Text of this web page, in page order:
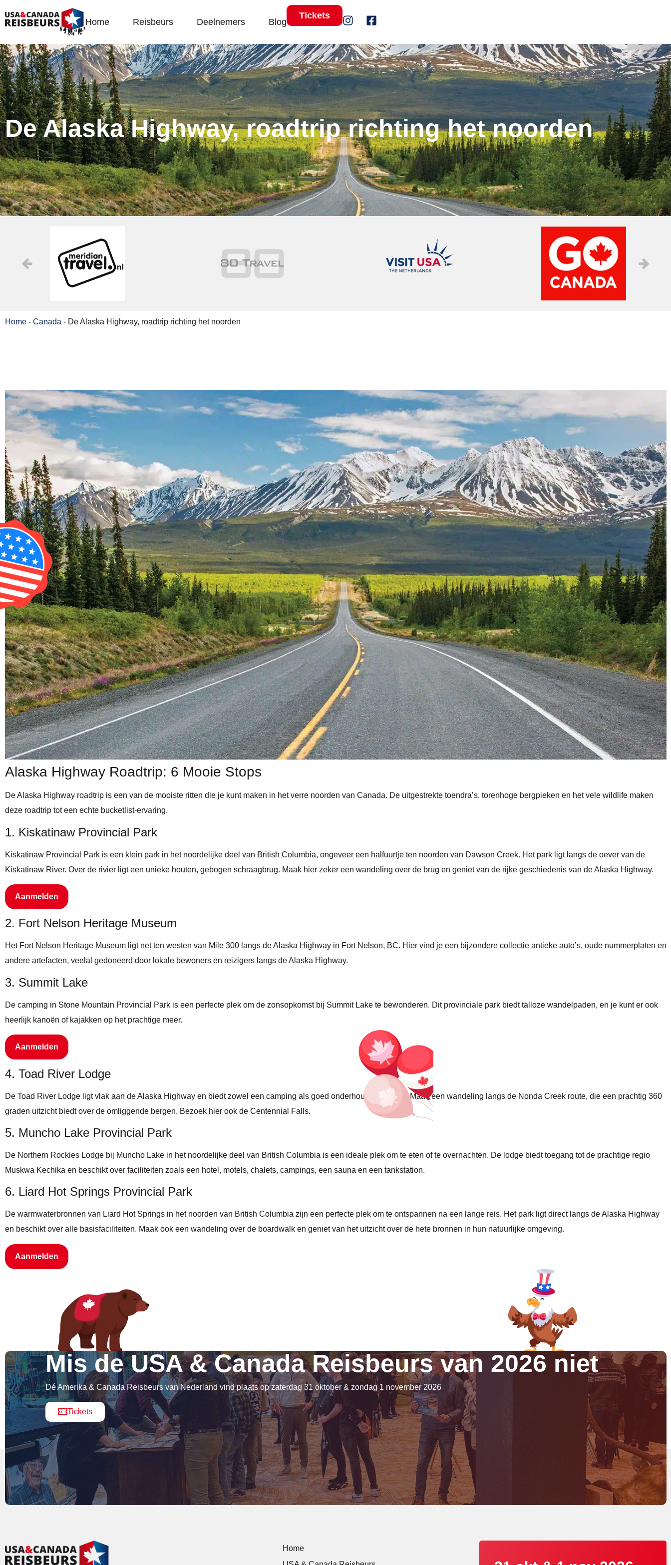
Home Reisbeurs Deelnemers Blog
Tickets
De Alaska Highway, roadtrip richting het noorden
Home- Canada - De Alaska Highway, roadtrip richting het noorden
Alaska Highway Roadtrip: 6 Mooie Stops
De Alaska Highway roadtrip is een van de mooiste ritten die je kunt maken in het verre noorden van Canada. De uitgestrekte toendra’s, torenhoge bergpieken en het vele wildlife maken
deze roadtrip tot een echte bucketlist-ervaring.
1. Kiskatinaw Provincial Park
Kiskatinaw Provincial Park is een klein park in het noordelijke deel van British Columbia, ongeveer een halfuurtje ten noorden van Dawson Creek. Het park ligt langs de oever van de
Kiskatinaw River. Over de rivier ligt een unieke houten, gebogen schraagbrug. Maak hier zeker een wandeling over de brug en geniet van de rijke geschiedenis van de Alaska Highway.
Aanmelden
2. Fort Nelson Heritage Museum
Het Fort Nelson Heritage Museum ligt net ten westen van Mile 300 langs de Alaska Highway in Fort Nelson, BC. Hier vind je een bijzondere collectie antieke auto’s, oude nummerplaten en
andere artefacten, veelal gedoneerd door lokale bewoners en reizigers langs de Alaska Highway.
3. Summit Lake
De camping in Stone Mountain Provincial Park is een perfecte plek om de zonsopkomst bij Summit Lake te bewonderen. Dit provinciale park biedt talloze wandelpaden, en je kunt er ook
heerlijk kanoën of kajakken op het prachtige meer.
Aanmelden
4. Toad River Lodge
De Toad River Lodge ligt vlak aan de Alaska Highway en biedt zowel een camping als goed onderhouden chalets. Maak een wandeling langs de Nonda Creek route, die een prachtig 360
graden uitzicht biedt over de omliggende bergen. Bezoek hier ook de Centennial Falls.
5. Muncho Lake Provincial Park
De Northern Rockies Lodge bij Muncho Lake in het noordelijke deel van British Columbia is een ideale plek om te eten of te overnachten. De lodge biedt toegang tot de prachtige regio
Muskwa Kechika en beschikt over faciliteiten zoals een hotel, motels, chalets, campings, een sauna en een tankstation.
6. Liard Hot Springs Provincial Park
De warmwaterbronnen van Liard Hot Springs in het noorden van British Columbia zijn een perfecte plek om te ontspannen na een lange reis. Het park ligt direct langs de Alaska Highway
en beschikt over alle basisfaciliteiten. Maak ook een wandeling over de boardwalk en geniet van het uitzicht over de hete bronnen in hun natuurlijke omgeving.
Aanmelden
Mis de USA & Canada Reisbeurs van 2026 niet
Dé Amerika & Canada Reisbeurs van Nederland vind plaats op zaterdag 31 oktober & zondag 1 november 2026
Tickets
Home